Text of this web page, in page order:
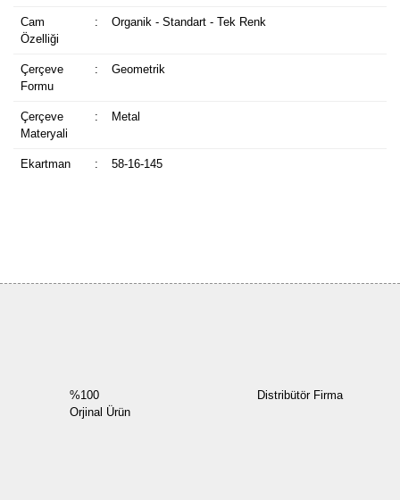
Cam
Özelliği
: Organik - Standart - Tek Renk
Çerçeve
Formu
: Geometrik
Çerçeve
Materyali
: Metal
Ekartman : 58-16-145
%100
Orjinal Ürün
Distribütör Firma